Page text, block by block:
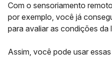
Com o sensoriamento
por exemplo, você já
para avaliar as condições da
Assim, você pode usar